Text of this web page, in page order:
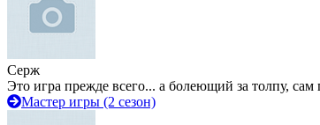
Серж
Это игра прежде всего... а болеющий за толпу, сам
Мастер игры (2 сезон)